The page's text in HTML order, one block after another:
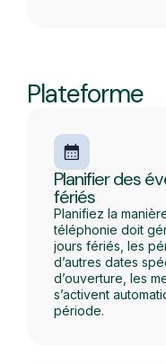
Plateforme
Planifier des
fériés
Planifiez la
téléphonie doit
jours fériés, les
d’autres dates
d’ouverture, les
s’activent
période.